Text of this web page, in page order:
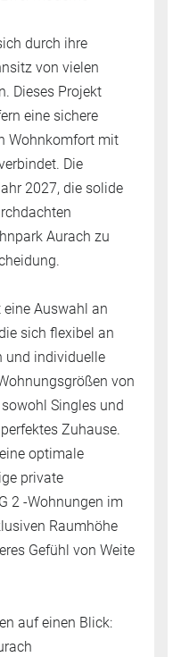
durch ihre
von vielen
Dieses Projekt
eine sichere
Wohnkomfort mit
Die
2027, die solide
Aurach zu
eine Auswahl an
sich flexibel an
und individuelle
von
Singles und
Zuhause.
optimale
private
2 -Wohnungen im
Raumhöhe
Gefühl von Weite
auf einen Blick: